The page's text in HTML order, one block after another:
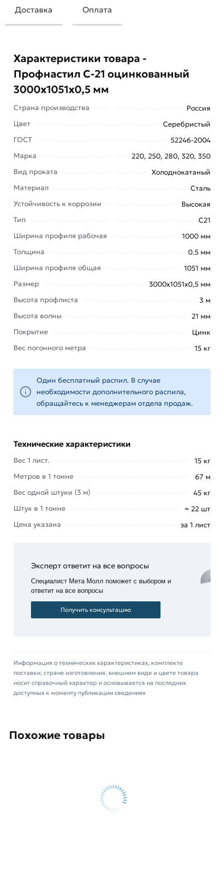
Доставка Оплата
мм подойдёт для фасада. Это недорогой
материал. Его могут использовать при
облицовке каркасных зданий, строительстве
гаражей, киосков и других объектов. Он не
Такой профлист используют при строительстве
его характеристикам:
оцинкованная
сталь —
выверенная
при
ребра —
залог
прочности
покрытие
—
от
вредного
окружающей
среды.
кнопку«Быстрый заказ». Также можете купить
позвонив по контактам указанным на сайте.
Условия доставки и цены на товар Профнастил
С-21 оцинкованный 3000х1051х0,5 мм из
заказ и свяжутся с Вами для согласования
условий доставки или самовывоза.
Данний товар от производителя Профлист
товарa в течение 14 дней (наличие чека
Характеристики товара -
Профнастил С-21 оцинкованный
3000х1051х0,5 мм
Страна производства
Россия
Цвет
Серебристый
ГОСТ
52246-2004
Марка
220, 250, 280, 320, 350
Вид проката
Холоднокатаный
Материал
Сталь
Устойчивость к коррозии
Высокая
Тип
С21
Ширина профиля рабочая
1000 мм
Толщина
0.5 мм
Ширина профиля общая
1051 мм
Размер
3000х1051х0,5 мм
Высота профлиста
3 м
Высота волны
21 мм
Покрытие
Цинк
Вес погонного метра
15 кг
Один бесплатный распил. В случае
необходимости дополнительного распила,
обращайтесь к менеджерам отдела продаж.
Технические характеристики
Вес 1 лист.
15 кг
Метров в 1 тонне
67 м
Вес одной штуки (3 м)
45 кг
Штук в 1 тонне
≈ 22 шт
Цена указана
за 1 лист
Эксперт ответит на все вопросы
Специалист Мета Молл поможет с выбором и
ответит на все вопросы
Получить консультацию
Информация о технических характеристиках, комплекте
поставки, стране изготовления, внешнем виде и цвете товара
носит справочный характер и основывается на последних
доступных к моменту публикации сведениях
Похожие товары